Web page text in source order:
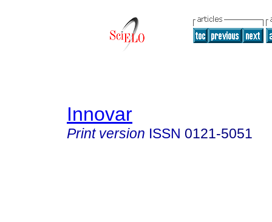
Innovar
Print version ISSN 0121-5051